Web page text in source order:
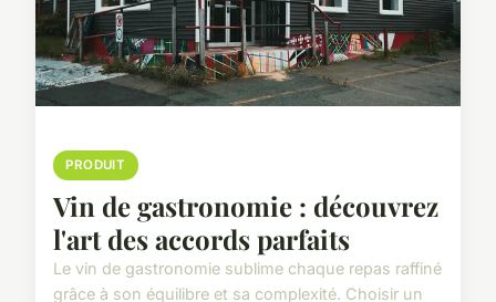
PRODUIT
Vin de gastronomie : découvrez
l'art des accords parfaits
Le vin de gastronomie sublime chaque repas raffiné
grâce à son équilibre et sa complexité. Choisir un